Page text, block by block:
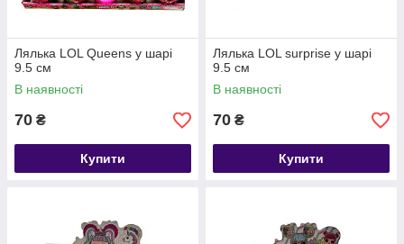
Лялька LOL Queens у шарі
9.5 см
В наявності
70 ₴
Купити
Лялька LOL surprise у шарі
9.5 см
В наявності
70 ₴
Купити